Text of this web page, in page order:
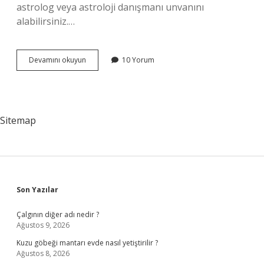
astrolog veya astroloji danışmanı unvanını
alabilirsiniz.…
Devamını okuyun Astrolog
Neye
10 Yorum
Sitemap
Sidebar
Son Yazılar
Çalgının diğer adı nedir ?
Ağustos 9, 2026
Kuzu göbeği mantarı evde nasıl yetiştirilir ?
Ağustos 8, 2026